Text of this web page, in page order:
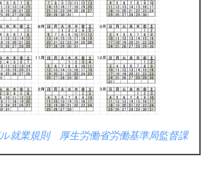
就業規則 厚生労働省労働基準局監督課